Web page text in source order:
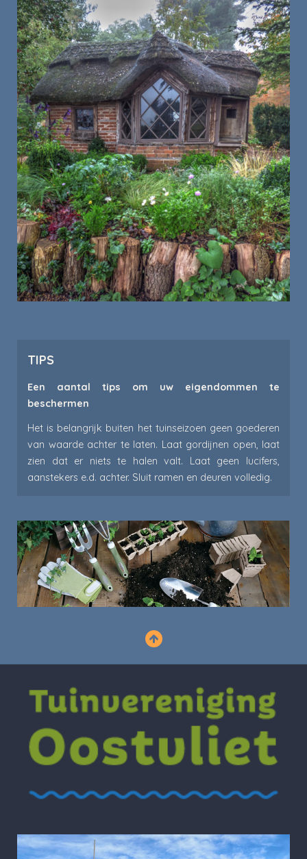
TIPS
Een aantal tips om uw eigendommen te
beschermen
Het is belangrijk buiten het tuinseizoen geen goederen
van waarde achter te laten. Laat gordijnen open, laat
zien dat er niets te halen valt. Laat geen lucifers,
aanstekers e.d. achter. Sluit ramen en deuren volledig.